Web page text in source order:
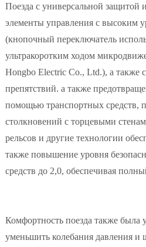
Поезда с универсальной защитой
элементы управления с высоким
(кнопочный переключатель
ультракоротким ходом
Hongbo Electric Co., Ltd.), а также
препятствий. а также
помощью транспортных средств,
столкновений с торцевыми
рельсов и другие технологии
также повышение уровня
средств до 2,0, обеспечивая
Комфортность поезда также была
уменьшить колебания давления